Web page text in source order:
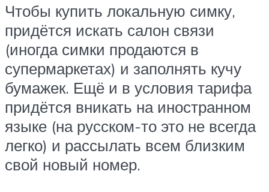
Чтобы купить локальную симку,
придётся искать салон связи
(иногда симки продаются в
супермаркетах) и заполнять кучу
бумажек. Ещё и в условия тарифа
придётся вникать на иностранном
языке (на русском-то это не всегда
легко) и рассылать всем близким
свой новый номер.